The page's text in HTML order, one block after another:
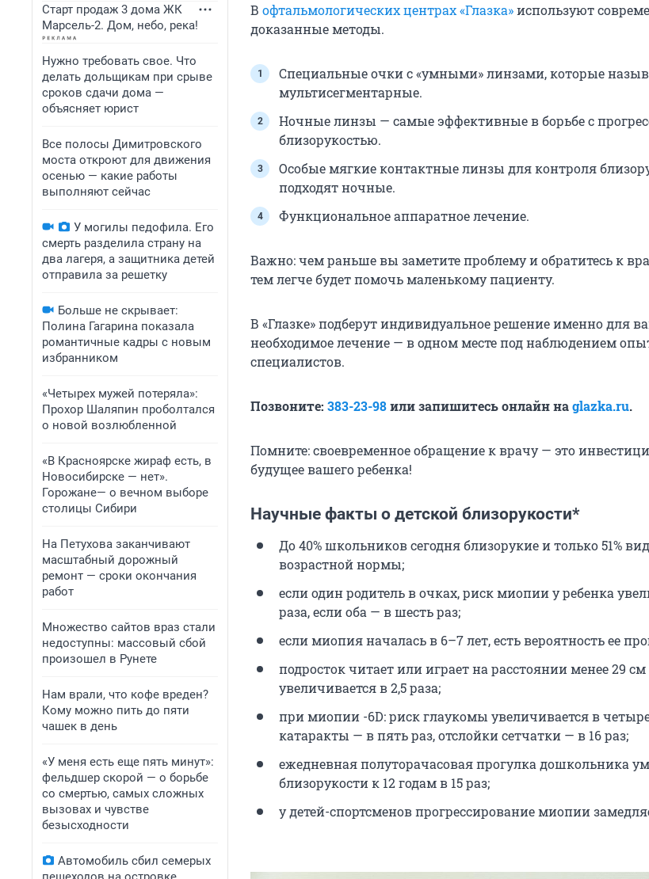
Старт продаж 3 дома ЖК
Марсель-2. Дом, небо, река!
Нужно требовать свое. Что
делать дольщикам при срыве
сроков сдачи дома —
объясняет юрист
Все полосы Димитровского
моста откроют для движения
осенью — какие работы
выполняют сейчас
У могилы педофила. Его
смерть разделила страну на
два лагеря, а защитника детей
отправила за решетку
Больше не скрывает:
Полина Гагарина показала
романтичные кадры с новым
избранником
«Четырех мужей потеряла»:
Прохор Шаляпин проболтался
о новой возлюбленной
«В Красноярске жираф есть, в
Новосибирске — нет».
Горожане— о вечном выборе
столицы Сибири
На Петухова заканчивают
масштабный дорожный
ремонт — сроки окончания
работ
Множество сайтов враз стали
недоступны: массовый сбой
произошел в Рунете
Нам врали, что кофе вреден?
Кому можно пить до пяти
чашек в день
«У меня есть еще пять минут»:
фельдшер скорой — о борьбе
со смертью, самых сложных
вызовах и чувстве
безысходности
Автомобиль сбил семерых
В офтальмологических центрах «Глазка»используют
доказанные методы.
Специальные очки с «умными» линзами, которые
мультисегментарные.
Ночные линзы — самые эффективные в борьбе с
близорукостью.
Особые мягкие контактные линзы для контроля
подходят ночные.
Функциональное аппаратное лечение.
Важно: чем раньше вы заметите проблему и обратитесь к
тем легче будет помочь маленькому пациенту.
В «Глазке» подберут индивидуальное решение именно для
необходимое лечение — в одном месте под наблюдением
специалистов.
Позвоните: 383-23-98или запишитесь онлайн наglazka.ru.
Помните: своевременное обращение к врачу — это
будущее вашего ребенка!
Научные факты о детской близорукости*
До 40% школьников сегодня близорукие и только 51%
возрастной нормы;
если один родитель в очках, риск миопии у ребенка
раза, если оба — в шесть раз;
если миопия началась в 6–7 лет, есть вероятность ее
подросток читает или играет на расстоянии менее 29
увеличивается в 2,5 раза;
при миопии -6D: риск глаукомы увеличивается в
катаракты — в пять раз, отслойки сетчатки — в 16 раз;
ежедневная полуторачасовая прогулка дошкольника
близорукости к 12 годам в 15 раз;
у детей-спортсменов прогрессирование миопии